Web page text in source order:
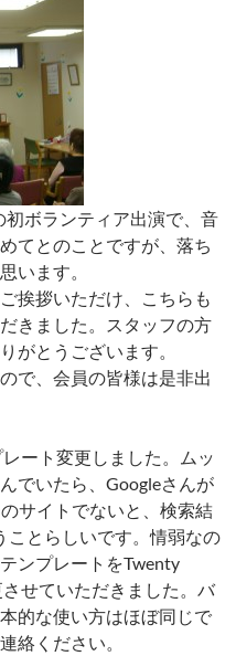
ボランティア出演で、音
てとのことですが、落ち
います。
挨拶いただけ、こちらも
きました。スタッフの方
がとうございます。
で、会員の皆様は是非出
ート変更しました。ムッ
でいたら、Googleさんが
サイトでないと、検索結
ことらしいです。情弱なの
ンプレートをTwenty
せていただきました。バ
的な使い方はほぼ同じで
絡ください。